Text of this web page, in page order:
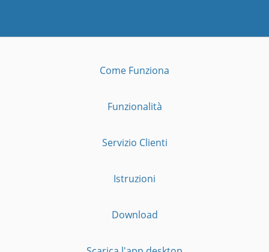
Come Funziona
Funzionalità
Servizio Clienti
Istruzioni
Download